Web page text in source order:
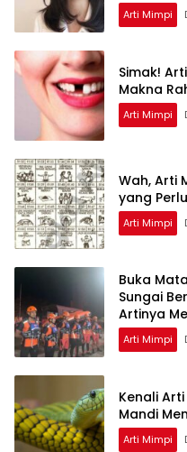
Arti Mimpi
Simak!
Makna
Arti Mimpi
Wah, Arti
yang
Arti Mimpi
Buka
Sungai
Artinya
Arti Mimpi
Kenali
Mandi
Arti Mimpi